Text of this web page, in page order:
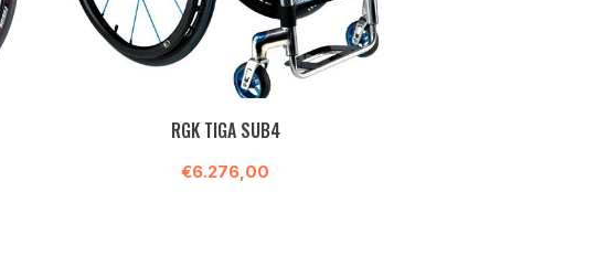
RGK TIGA SUB4
€6.276,00